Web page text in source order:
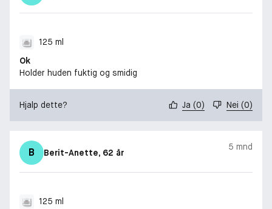
125 ml
Ok
Holder huden fuktig og smidig
Hjalp dette? Ja (0) Nei (0)
B Berit-Anette, 62 år
5 mnd
125 ml